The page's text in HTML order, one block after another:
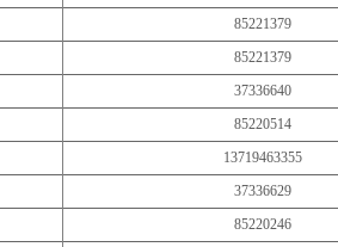
85221379
85221379
37336640
85220514
13719463355
37336629
85220246